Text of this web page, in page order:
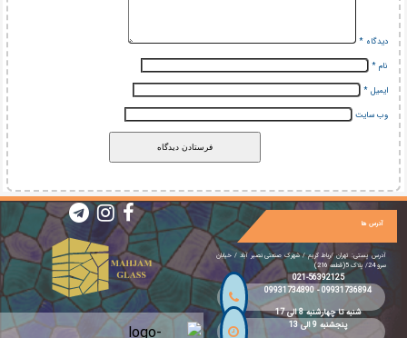
دیدگاه*
نام*
ایمیل*
وب‌ سایت
آدرس ها
آدرس پستی: تهران /رباط کریم / شهرک صنعتی نصیر آباد / خیابان
سرو 24/ پلاک 5(قطعه 216)
021-56392125
09931736894
-
09931734890
شنبه تا چهارشنبه 8 الی 17
پنجشنبه 9 الی 13